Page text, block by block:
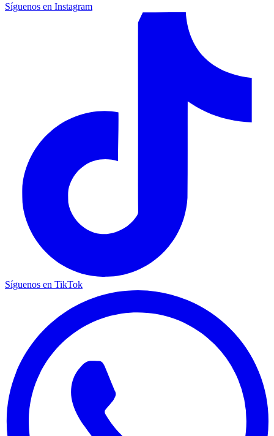
Síguenos en Instagram
Síguenos en TikTok